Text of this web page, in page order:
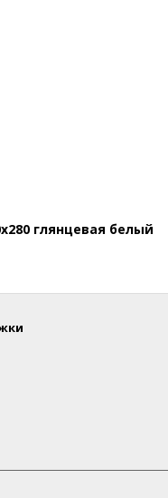
глянцевая белый